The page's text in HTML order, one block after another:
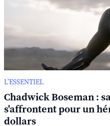
L’ESSENTIEL
Chadwick Boseman :
s'affrontent pour un
dollars